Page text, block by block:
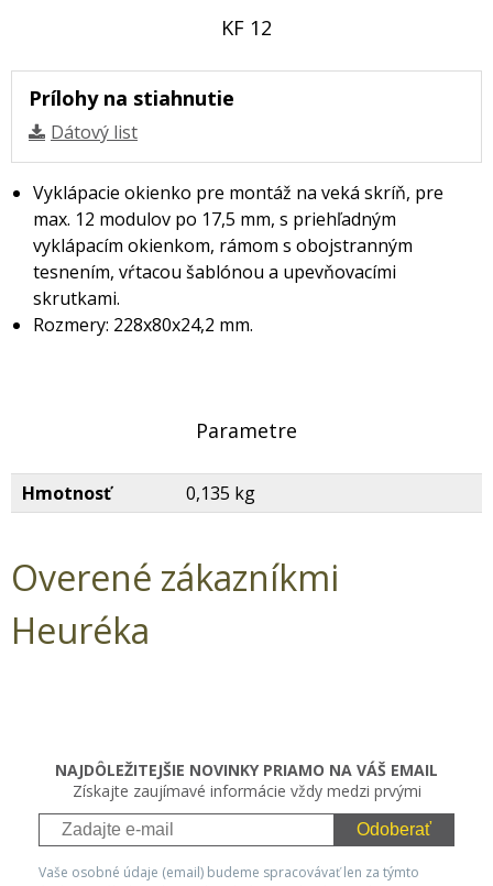
KF 12
Prílohy na stiahnutie
Dátový list
Vyklápacie okienko pre montáž na veká skríň, pre
max. 12 modulov po 17,5 mm, s priehľadným
vyklápacím okienkom, rámom s obojstranným
tesnením, vŕtacou šablónou a upevňovacími
skrutkami.
Rozmery: 228x80x24,2 mm.
Parametre
Hmotnosť 0,135 kg
Overené zákazníkmi
Heuréka
NAJDÔLEŽITEJŠIE NOVINKY PRIAMO NA VÁŠ EMAIL
Získajte zaujímavé informácie vždy medzi prvými
Odoberať
Vaše osobné údaje (email) budeme spracovávať len za týmto